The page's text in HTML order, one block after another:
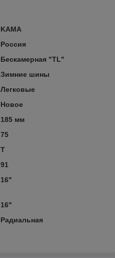
KAMA
Россия
Бескамерная "TL"
Зимние шины
Легковые
Новое
185 мм
75
T
91
16"
16"
Радиальная